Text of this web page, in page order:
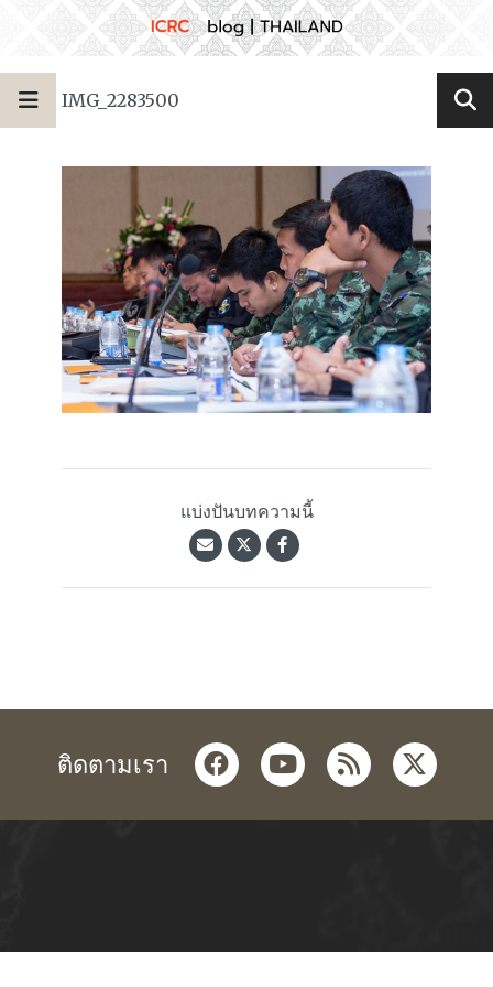
IMG_2283500
แบ่งปันบทความนี้
ติดตามเรา facebookyoutube
rss twitter